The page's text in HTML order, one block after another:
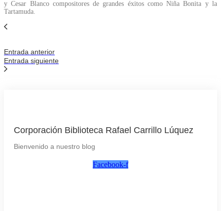
y Cesar Blanco compositores de grandes éxitos como Niña Bonita y la
Tartamuda.
Entrada anterior
Entrada siguiente
Corporación Biblioteca Rafael Carrillo Lúquez
Bienvenido a nuestro blog
Facebook-f